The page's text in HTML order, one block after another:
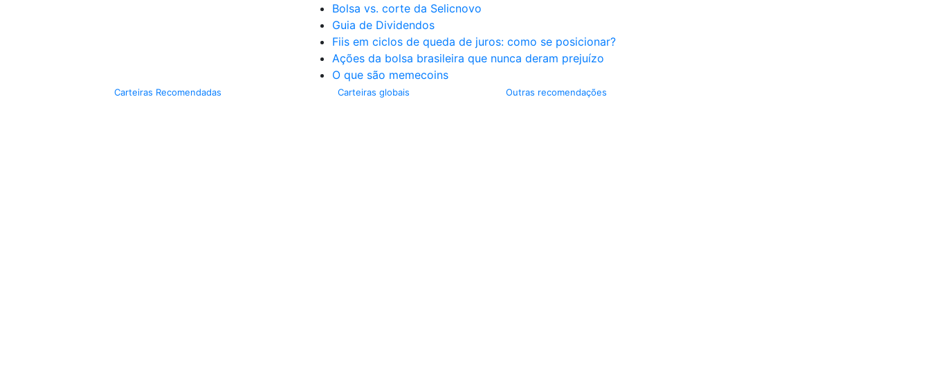
Bolsa vs. corte da Selicnovo
Guia de Dividendos
Fiis em ciclos de queda de juros: como se posicionar?
Ações da bolsa brasileira que nunca deram prejuízo
O que são memecoins
Carteiras Recomendadas Carteiras globais Outras recomendações